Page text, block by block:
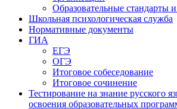
Образовательные стандарты
Школьная психологическая служба
Нормативные документы
ГИА
ЕГЭ
ОГЭ
Итоговое собеседование
Итоговое сочинение
Тестирование на знание русского
освоения образовательных